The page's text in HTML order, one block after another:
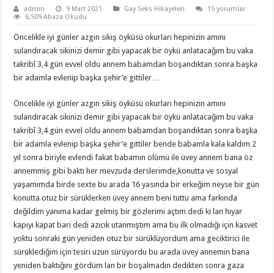
admin 9 Mart 2021 Gay Seks Hikayeleri
15 yorumlar
6,509 Abaza Okudu
Öncelikle iyi günler azgın sikiş öyküsü okurları hepinizin amını
sulandıracak sikinizi demir gibi yapacak bir öykü anlatacağım bu vaka
takribî 3,4 gün evvel oldu annem babamdan boşandıktan sonra başka
bir adamla evlenip başka şehir’e gittiler…
Öncelikle iyi günler azgın sikiş öyküsü okurları hepinizin amını
sulandıracak sikinizi demir gibi yapacak bir öykü anlatacağım bu vaka
takribî 3,4 gün evvel oldu annem babamdan boşandıktan sonra başka
bir adamla evlenip başka şehir’e gittiler bende babamla kala kaldım 2
yıl sonra biriyle evlendi fakat babamın ölümü ile üvey annem bana öz
annemmiş gibi baktı her mevzuda derslerimde,konutta ve sosyal
yaşamımda birde sexte bu arada 16 yasında bir erkeğim neyse bir gün
konutta otuz bir sürüklerken üvey annem beni tuttu ama farkında
değildim yanıma kadar gelmiş bir gözlerimi açtım dedi ki lan hıyar
kapıyı kapat bari dedi azıcık utanmıştım ama bu ilk olmadığı için kasvet
yoktu sonraki gün yeniden otuz bir sürüklüyordum ama geciktirici ile
sürüklediğim için tesiri uzun sürüyordu bu arada üvey annemin bana
yeniden baktığını gördüm lan bir boşalmadın dedikten sonra gaza